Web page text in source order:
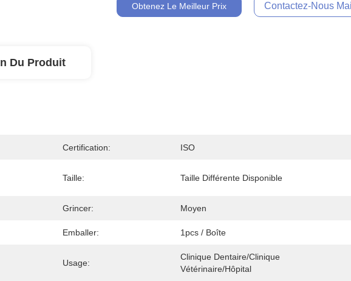
Obtenez Le Meilleur Prix Contactez-Nous
Du Produit
Certification: ISO
Taille: Taille Différente Disponible
Grincer: Moyen
Emballer: 1pcs / Boîte
Usage:
Clinique Dentaire/clinique
Vétérinaire/hôpital